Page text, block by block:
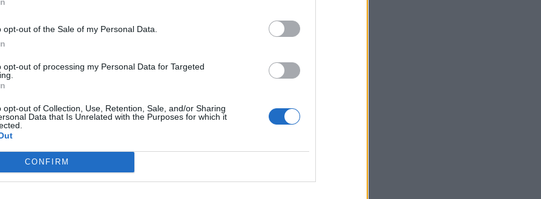
opt-out of the Sale of my Personal Data.
opt-out of processing my Personal Data for Targeted
opt-out of Collection, Use, Retention, Sale, and/or Sharing
Data that Is Unrelated with the Purposes for which it
CONFIRM